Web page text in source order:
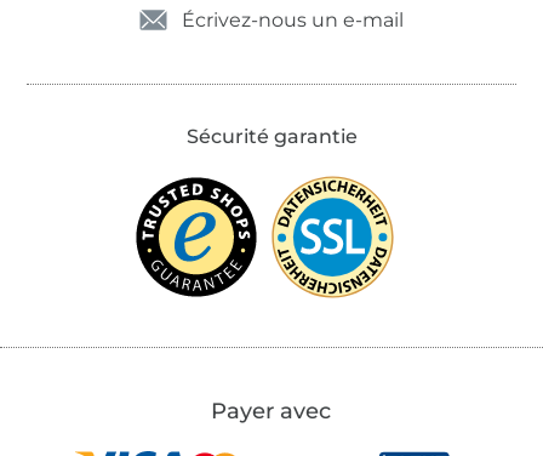
Écrivez-nous un e-mail
Sécurité garantie
Payer avec